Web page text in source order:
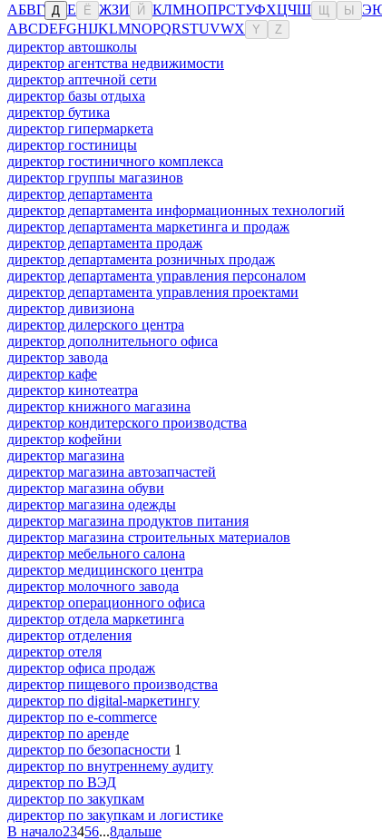
АБВГ Д Е Ё ЖЗИ Й КЛМНОПРСТУФХЦЧШ Ы Э
ABCDEFGHIJKLMNOPQRSTUVWX Y Z
директор автошколы
директор агентства недвижимости
директор аптечной сети
директор базы отдыха
директор бутика
директор гипермаркета
директор гостиницы
директор гостиничного комплекса
директор группы магазинов
директор департамента
директор департамента информационных технологий
директор департамента маркетинга и продаж
директор департамента продаж
директор департамента розничных продаж
директор департамента управления персоналом
директор департамента управления проектами
директор дивизиона
директор дилерского центра
директор дополнительного офиса
директор завода
директор кафе
директор кинотеатра
директор книжного магазина
директор кондитерского производства
директор кофейни
директор магазина
директор магазина автозапчастей
директор магазина обуви
директор магазина одежды
директор магазина продуктов питания
директор магазина строительных материалов
директор мебельного салона
директор медицинского центра
директор молочного завода
директор операционного офиса
директор отдела маркетинга
директор отделения
директор отеля
директор офиса продаж
директор пищевого производства
директор по digital-маркетингу
директор по e-commerce
директор по аренде
директор по безопасности 1
директор по внутреннему аудиту
директор по ВЭД
директор по закупкам
директор по закупкам и логистике
В начало23456...8дальше